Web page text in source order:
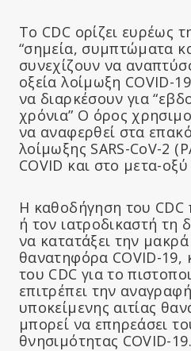
Το CDC ορίζει ευρέως
“σημεία, συμπτώματα
συνεχίζουν να
οξεία λοίμωξη COVID-
να διαρκέσουν για
χρόνια” Ο όρος
να αναφερθεί στα
λοίμωξης SARS-CoV-2
COVID και στο μετα-οξύ
Η καθοδήγηση του CDC
ή τον ιατροδικαστή τη
να κατατάξει την
θανατηφόρα COVID-19,
του CDC για το
επιτρέπει την
υποκείμενης αιτίας
μπορεί να επηρεάσει
θνησιμότητας COVID-19.